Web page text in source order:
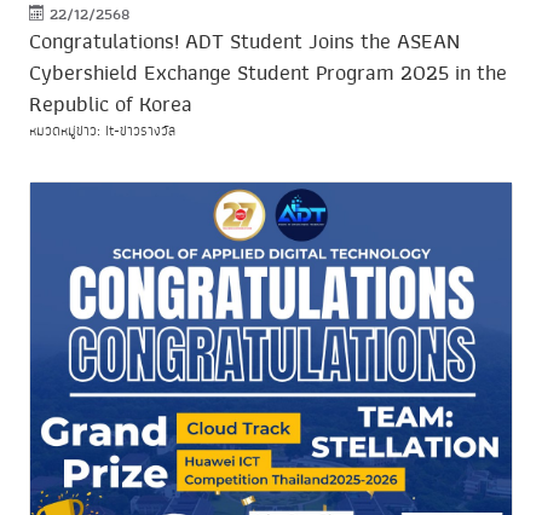
22/12/2568
Congratulations! ADT Student Joins the ASEAN
Cybershield Exchange Student Program 2025 in the
Republic of Korea
หมวดหมู่ข่าว: It-ข่าวรางวัล